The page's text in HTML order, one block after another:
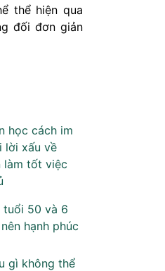
thể hiện qua
đối đơn giản
học cách im
lời xấu về
làm tốt việc
50 và 6
hạnh phúc
gì không thể